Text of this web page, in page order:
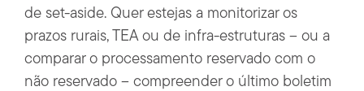
de set-aside. Quer estejas a monitorizar os
prazos rurais, TEA ou de infra-estruturas – ou a
comparar o processamento reservado com o
não reservado – compreender o último boletim